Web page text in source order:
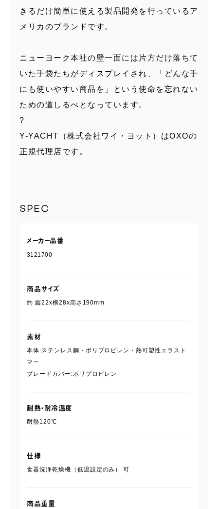
きるだけ簡単に使える製品開発を行っているア
メリカのブランドです。
ニューヨーク本社の壁一面には片方だけ落ちて
いた手袋たちがディスプレイされ、「どんな手
にも使いやすい商品を」という使命を忘れない
ための道しるべとなっています。
?
Y-YACHT（株式会社ワイ・ヨット）はOXOの
正規代理店です。
SPEC
メーカー品番
3121700
商品サイズ
約 縦22x横28x高さ190mm
素材
本体:ステンレス鋼・ポリプロピレン・熱可塑性エラスト
マー
ブレードカバー:ポリプロピレン
耐熱・耐冷温度
耐熱120℃
仕様
食器洗浄乾燥機（低温設定のみ） 可
商品重量